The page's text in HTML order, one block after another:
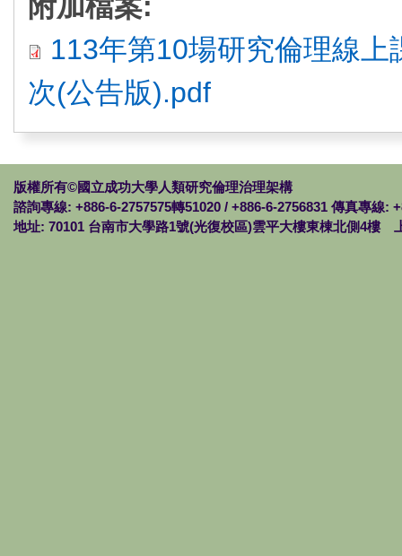
113年第10場研究倫理線
次(公告版).pdf
版權所有©國立成功大學人類研究倫理治理架構
諮詢專線: +886-6-2757575轉51020 / +886-6-2756831 傳真專
地址: 70101 台南市大學路1號(光復校區)雲平大樓東棟北側4樓